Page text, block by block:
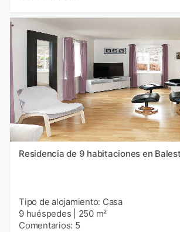
Residencia de 9 habitaciones en
Tipo de alojamiento: Casa
9 huéspedes
250 m²
Comentarios: 5